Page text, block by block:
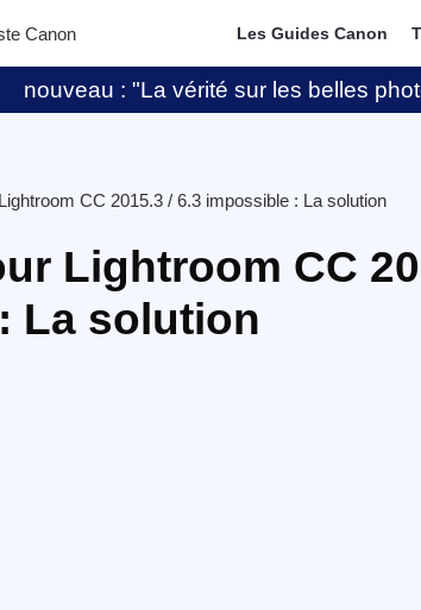
Canon Les Guides Canon
nouveau : "La vérité sur les belles
CC 2015.3 / 6.3 impossible : La solution
Lightroom CC
La solution